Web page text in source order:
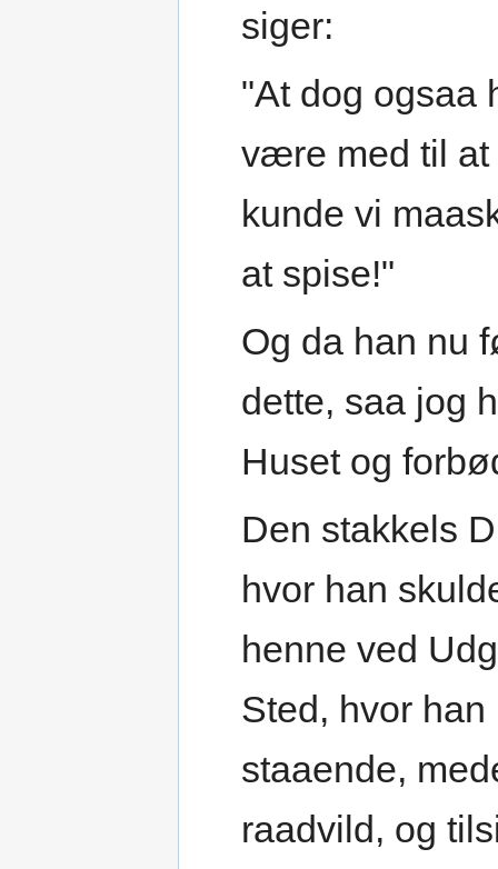
siger:
"At dog ogsaa
være med til
kunde vi
at spise!"
Og da han nu
dette, saa jog
Huset og
Den stakkels
hvor han
henne ved
Sted, hvor
staaende,
raadvild, og